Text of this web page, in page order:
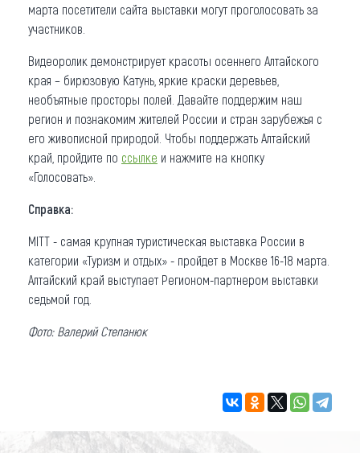
марта посетители сайта выставки могут проголосовать за
участников.
Видеоролик демонстрирует красоты осеннего Алтайского
края – бирюзовую Катунь, яркие краски деревьев,
необъятные просторы полей. Давайте поддержим наш
регион и познакомим жителей России и стран зарубежья с
его живописной природой. Чтобы поддержать Алтайский
край, пройдите по ссылке и нажмите на кнопку
«Голосовать».
Справка:
MITT - самая крупная туристическая выставка России в
категории «Туризм и отдых» - пройдет в Москве 16-18 марта.
Алтайский край выступает Регионом-партнером выставки
седьмой год.
Фото: Валерий Степанюк